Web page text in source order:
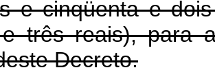
e cinqüenta e
três reais), para
Decreto.